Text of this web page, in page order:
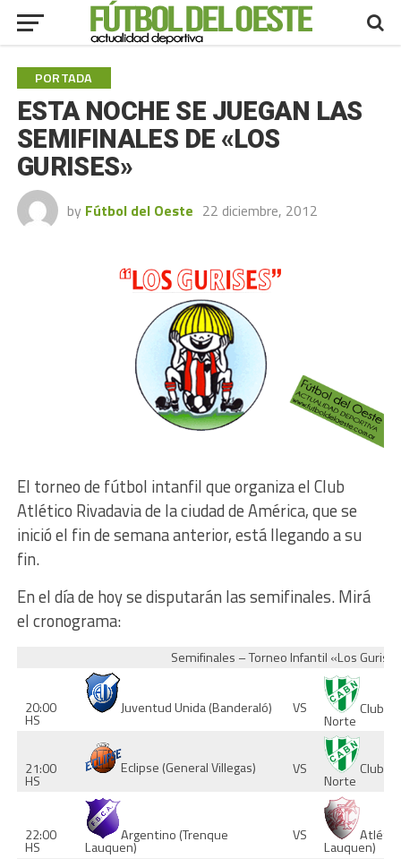
PORTADA
ESTA NOCHE SE JUEGAN LAS
SEMIFINALES DE «LOS
GURISES»
by Fútbol del Oeste 22 diciembre, 2012
El torneo de fútbol intanfil que organiza el Club
Atlético Rivadavia de la ciudad de América, que se
inició el fin de semana anterior, está llegando a su
fin.
En el día de hoy se disputarán las semifinales. Mirá
el cronograma:
Semifinales – Torneo Infantil «Los
20:00
HS
Juventud Unida (Banderaló) VS Club
Norte
21:00
HS
Eclipse (General Villegas) VS Club
Norte
22:00
HS
Argentino (Trenque
Lauquen)
VS
Lauquen)